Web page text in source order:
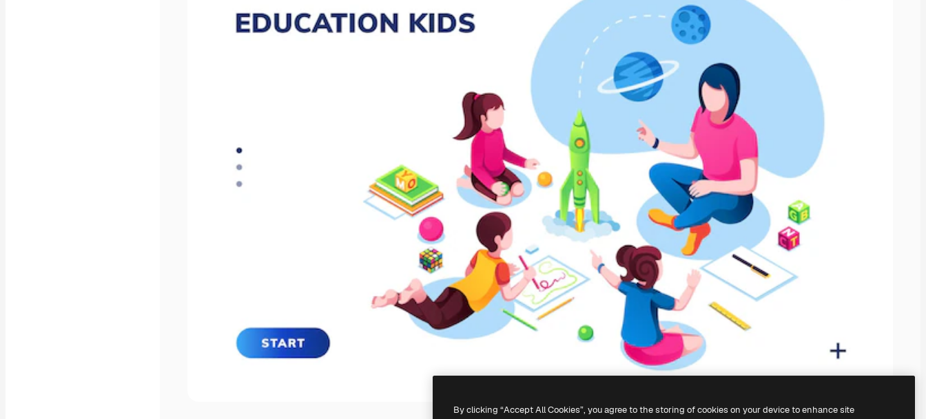
By clicking “Accept All Cookies”, you agree to the storing of cookies on your device to enhance site